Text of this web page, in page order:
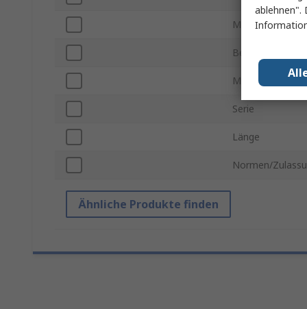
Maximale
Maximale
Serie
Länge
Normen/
Ähnliche Produkte finden
ablehnen".